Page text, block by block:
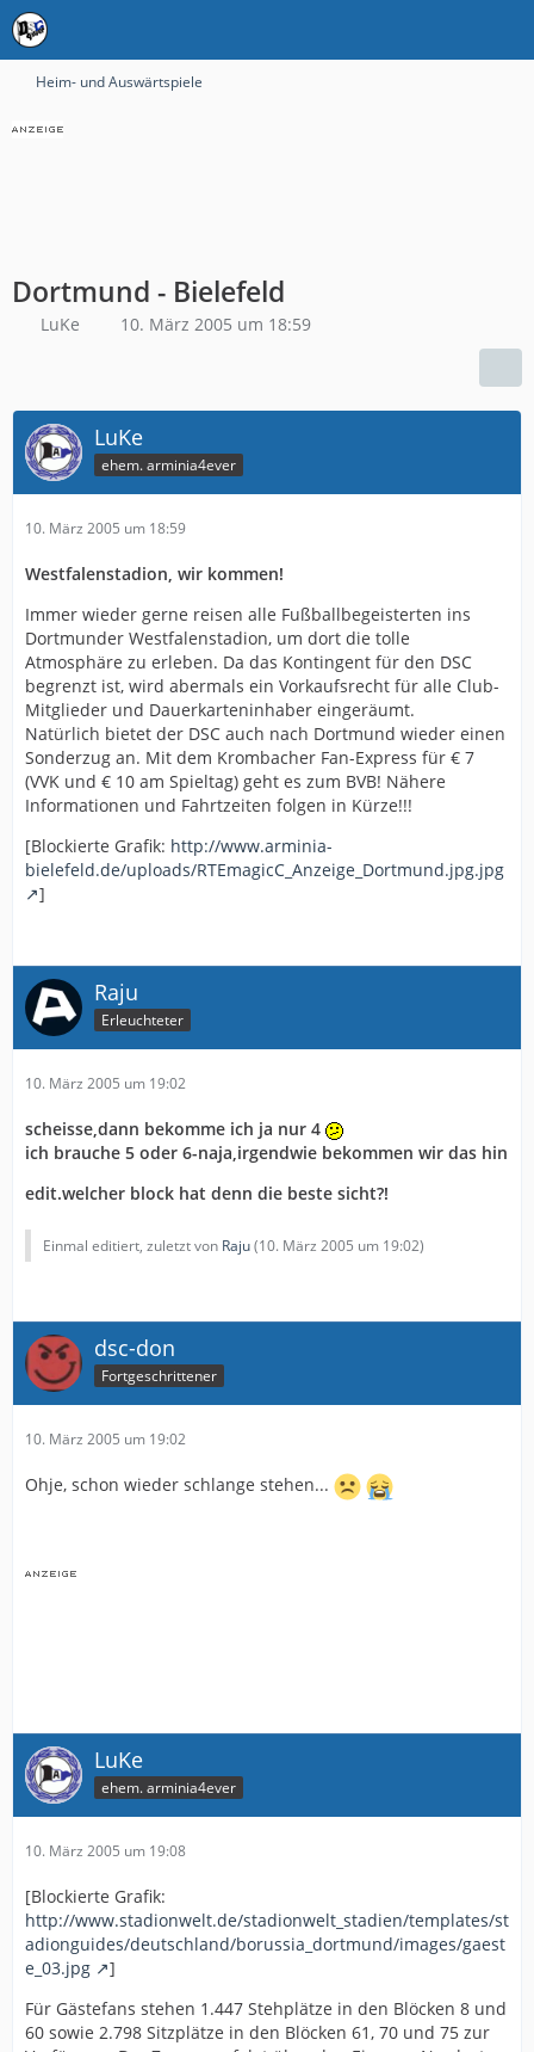
Heim- und Auswärtspiele
Dortmund - Bielefeld
LuKe 10. März 2005 um 18:59
LuKe
ehem. arminia4ever
10. März 2005 um 18:59
Westfalenstadion, wir kommen!
Immer wieder gerne reisen alle Fußballbegeisterten ins
Dortmunder Westfalenstadion, um dort die tolle
Atmosphäre zu erleben. Da das Kontingent für den DSC
begrenzt ist, wird abermals ein Vorkaufsrecht für alle Club-
Mitglieder und Dauerkarteninhaber eingeräumt.
Natürlich bietet der DSC auch nach Dortmund wieder einen
Sonderzug an. Mit dem Krombacher Fan-Express für € 7
(VVK und € 10 am Spieltag) geht es zum BVB! Nähere
Informationen und Fahrtzeiten folgen in Kürze!!!
[Blockierte Grafik: http://www.arminia-
bielefeld.de/uploads/RTEmagicC_Anzeige_Dortmund.jpg.jpg
]
Raju
Erleuchteter
10. März 2005 um 19:02
scheisse,dann bekomme ich ja nur 4
ich brauche 5 oder 6-naja,irgendwie bekommen wir das hin
edit.welcher block hat denn die beste sicht?!
Einmal editiert, zuletzt von Raju(10. März 2005 um 19:02)
dsc-don
Fortgeschrittener
10. März 2005 um 19:02
Ohje, schon wieder schlange stehen...
LuKe
ehem. arminia4ever
10. März 2005 um 19:08
[Blockierte Grafik:
http://www.stadionwelt.de/stadionwelt_stadien/templates/st
adionguides/deutschland/borussia_dortmund/images/gaest
e_03.jpg
]
Für Gästefans stehen 1.447 Stehplätze in den Blöcken 8 und
60 sowie 2.798 Sitzplätze in den Blöcken 61, 70 und 75 zur